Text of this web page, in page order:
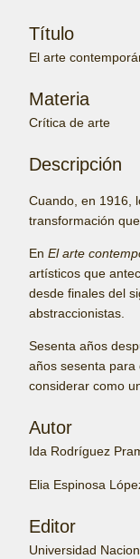
Título
El arte
Materia
Crítica de arte
Descripción
Cuando, en 1916,
transformación
En El arte
artísticos que
desde finales del
abstraccionistas.
Sesenta años
años sesenta para
considerar como
Autor
Ida Rodríguez
Elia Espinosa
Editor
Universidad